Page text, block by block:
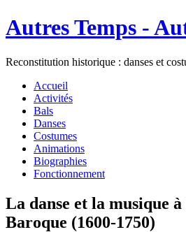
Autres Temps -
Reconstitution historique : danses et
Accueil
Activités
Bals
Danses
Costumes
Animations
Biographies
Fonctionnement
La danse et la musique
Baroque (1600-1750)